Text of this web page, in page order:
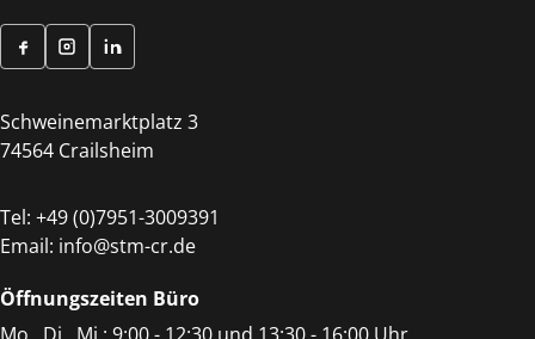
Schweinemarktplatz 3
74564 Crailsheim
Tel: +49 (0)7951-3009391
Email: info@stm-cr.de
Öffnungszeiten Büro
Mo., Di., Mi.: 9:00 - 12:30 und 13:30 - 16:00 Uhr